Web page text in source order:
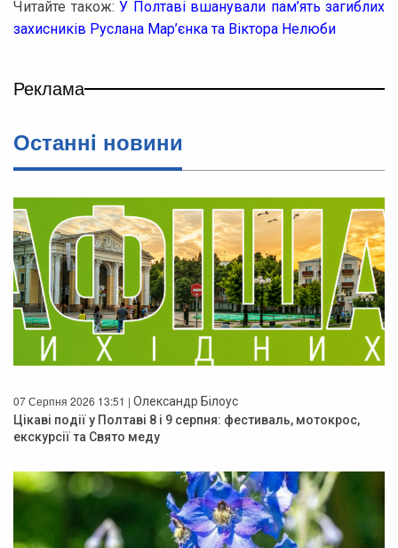
Читайте також: У Полтаві вшанували пам’ять загиблих
захисників Руслана Мар’єнка та Віктора Нелюби
Реклама
Останнi новини
07 Серпня 2026 13:51 | Олександр Білоус
Цікаві події у Полтаві 8 і 9 серпня: фестиваль, мотокрос,
екскурсії та Свято меду